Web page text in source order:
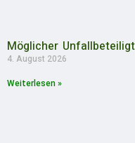
Möglicher
4. August 2026
Weiterlesen »